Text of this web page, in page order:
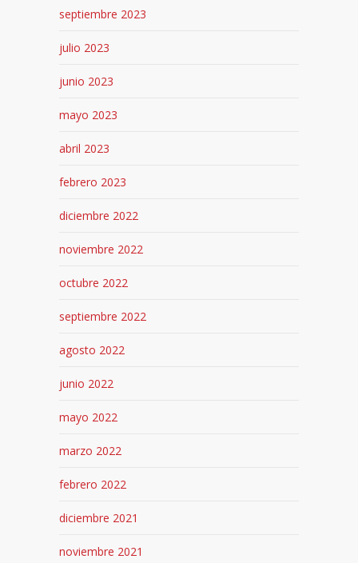
septiembre 2023
julio 2023
junio 2023
mayo 2023
abril 2023
febrero 2023
diciembre 2022
noviembre 2022
octubre 2022
septiembre 2022
agosto 2022
junio 2022
mayo 2022
marzo 2022
febrero 2022
diciembre 2021
noviembre 2021